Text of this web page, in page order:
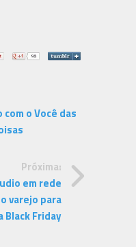
o Você das
Próxima:
em rede
varejo para
Black Friday